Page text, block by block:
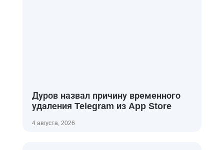
Дуров назвал причину временного
удаления Telegram из App Store
4 августа, 2026